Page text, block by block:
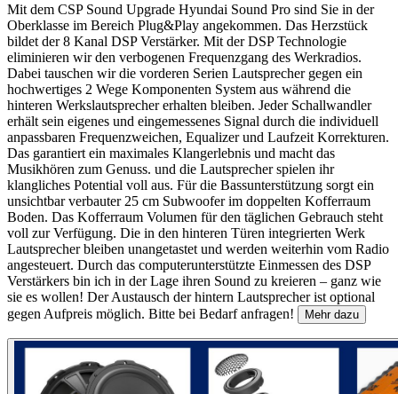
Mit dem CSP Sound Upgrade Hyundai Sound Pro sind Sie in der
Oberklasse im Bereich Plug&Play angekommen. Das Herzstück
bildet der 8 Kanal DSP Verstärker. Mit der DSP Technologie
eliminieren wir den verbogenen Frequenzgang des Werkradios.
Dabei tauschen wir die vorderen Serien Lautsprecher gegen ein
hochwertiges 2 Wege Komponenten System aus während die
hinteren Werkslautsprecher erhalten bleiben. Jeder Schallwandler
erhält sein eigenes und eingemessenes Signal durch die individuell
anpassbaren Frequenzweichen, Equalizer und Laufzeit Korrekturen.
Das garantiert ein maximales Klangerlebnis und macht das
Musikhören zum Genuss. und die Lautsprecher spielen ihr
klangliches Potential voll aus. Für die Bassunterstützung sorgt ein
unsichtbar verbauter 25 cm Subwoofer im doppelten Kofferraum
Boden. Das Kofferraum Volumen für den täglichen Gebrauch steht
voll zur Verfügung. Die in den hinteren Türen integrierten Werk
Lautsprecher bleiben unangetastet und werden weiterhin vom Radio
angesteuert. Durch das computerunterstützte Einmessen des DSP
Verstärkers bin ich in der Lage ihren Sound zu kreieren – ganz wie
sie es wollen! Der Austausch der hintern Lautsprecher ist optional
gegen Aufpreis möglich. Bitte bei Bedarf anfragen!
Mehr dazu